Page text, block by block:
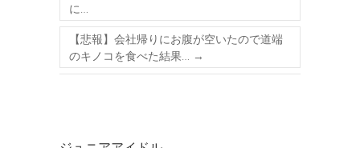
に…
【悲報】会社帰りにお腹が空いたので道端
のキノコを食べた結果… →